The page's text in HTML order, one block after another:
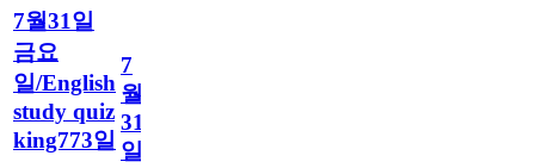
7월31일
금요
일/English
study quiz
king773일
7
월
31
일